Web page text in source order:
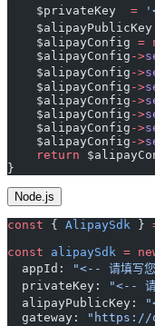
    $privateKey
=
    $alipayPublicKey
    $alipayConfig
=
    $alipayConfig
->
    $alipayConfig
->
    $alipayConfig
->
    $alipayConfig
->
    $alipayConfig
->
    $alipayConfig
->
    $alipayConfig
->
    return
}
Node.js
const { AlipaySdk }
const alipaySdk =
  appId:
"<-- 请填写
  privateKey:
"<-- 请
  alipayPublicKey:
  gateway:
"https://